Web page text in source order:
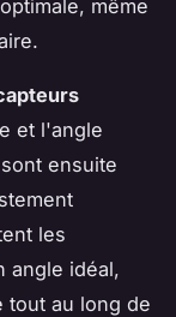
même
et l'angle
ensuite
les
angle idéal,
tout au long de